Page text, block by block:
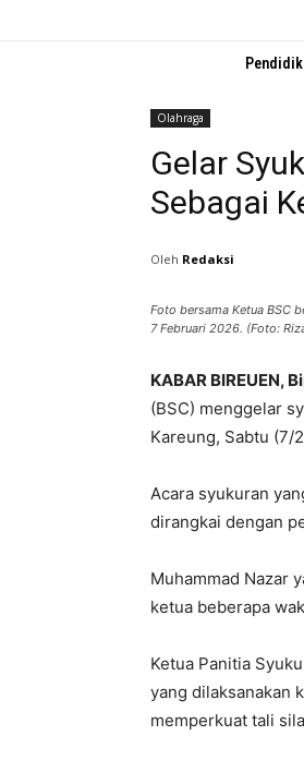
Olahraga
Gelar
Sebagai
Oleh Redaksi
Foto bersama Ketua BSC
7 Februari 2026. (Foto:
KABAR BIREUEN,
(BSC) menggelar
Kareung, Sabtu (7/
Acara syukuran
dirangkai dengan
Muhammad Nazar
ketua beberapa
Ketua Panitia
yang dilaksanakan
memperkuat tali